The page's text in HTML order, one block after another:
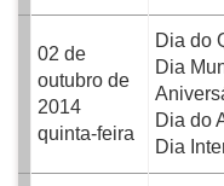
02 de
outubro de
2014
quinta-feira
Dia do
Dia
Dia do
Dia